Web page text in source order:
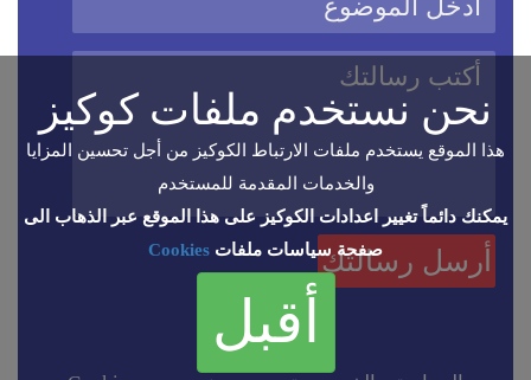
نحن نستخدم ملفات كوكيز
هذا الموقع يستخدم ملفات الارتباط الكوكيز من أجل تحسين المزايا
والخدمات المقدمة للمستخدم
يمكنك دائماً تغيير اعدادات الكوكيز على هذا الموقع عبر الذهاب الى
صفحة سياسات ملفات Cookies
أقبل